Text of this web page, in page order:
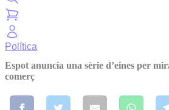
Política
Espot anuncia una sèrie d’eines per
comerç